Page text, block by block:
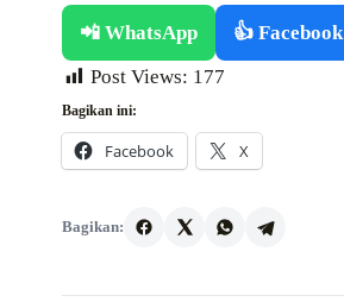
📲 WhatsApp 👍 Facebook
Post Views: 177
Bagikan ini:
Facebook X
Bagikan: